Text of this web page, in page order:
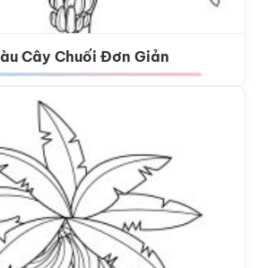
Cây Chuối Đơn Giản